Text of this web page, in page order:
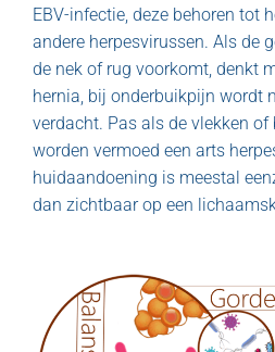
EBV-infectie, deze behoren tot
andere herpesvirussen. Als de
de nek of rug voorkomt, denkt
hernia, bij onderbuikpijn wordt
verdacht. Pas als de vlekken
worden vermoed een arts
huidaandoening is meestal
dan zichtbaar op een